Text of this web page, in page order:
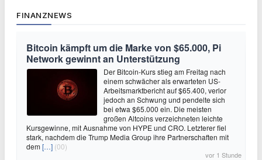
FINANZNEWS
Bitcoin kämpft um die Marke von $65.000, Pi
Network gewinnt an Unterstützung
Der Bitcoin-Kurs stieg am Freitag nach
einem schwächer als erwarteten US-
Arbeitsmarktbericht auf $65.400, verlor
jedoch an Schwung und pendelte sich
bei etwa $65.000 ein. Die meisten
großen Altcoins verzeichneten leichte
Kursgewinne, mit Ausnahme von HYPE und CRO. Letzterer fiel
stark, nachdem die Trump Media Group ihre Partnerschaften mit
dem[…] (00)
vor 1 Stunde